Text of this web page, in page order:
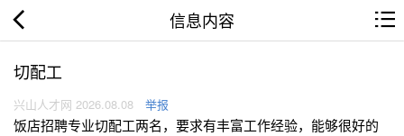
信息内容
切配工
兴山人才网 2026.08.08 举报
饭店招聘专业切配工两名，要求有丰富工作经验，能够很好的